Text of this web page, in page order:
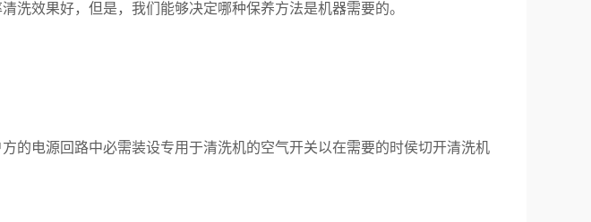
洗效果好，但是，我们能够决定哪种保养方法是机器需要的。
的电源回路中必需装设专用于清洗机的空气开关以在需要的时侯切开清洗机